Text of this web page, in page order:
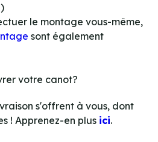
le montage vous-même,
sont également
votre canot?
s'offrent à vous, dont
! Apprenez-en plus ici.